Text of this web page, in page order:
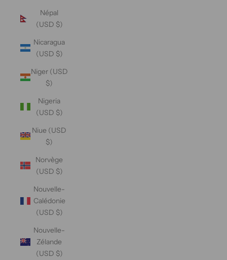
Népal
(USD $)
Nicaragua
(USD $)
Niger (USD
$)
Nigeria
(USD $)
Niue (USD
$)
Norvège
(USD $)
Nouvelle-
Calédonie
(USD $)
Nouvelle-
Zélande
(USD $)